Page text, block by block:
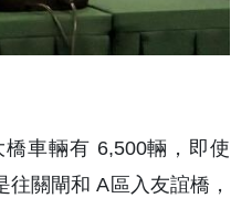
車輛有 6,500輛，即使
關閘和 A區入友誼橋，